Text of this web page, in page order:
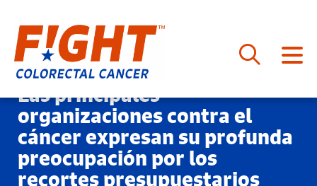
Saltar
al
contenido
Las principales
organizaciones contra el
cáncer expresan su profunda
preocupación por los
recortes presupuestarios